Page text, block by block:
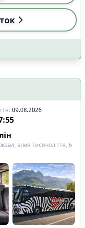
: 09.08.2026
алея Тисячоліття, 6